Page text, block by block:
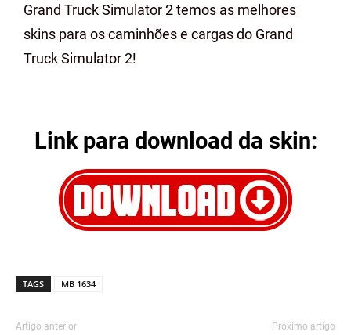
Grand Truck Simulator 2 temos as melhores
skins para os caminhões e cargas do Grand
Truck Simulator 2!
Link para download da skin:
TAGS MB 1634
Artigo anterior Próximo artigo